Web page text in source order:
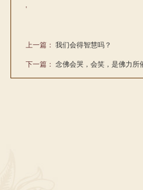
'
上一篇： 我们会得智慧吗？
下一篇： 念佛会哭，会笑，是佛力所